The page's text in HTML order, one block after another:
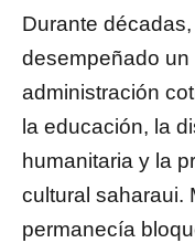
Durante
desempeñado
administración
la educación, la
humanitaria y la
cultural saharaui.
permanecía